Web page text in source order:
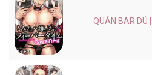
QUÁN BAR DÚ